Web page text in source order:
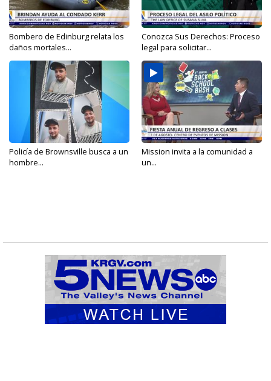
Bombero de Edinburg relata los
daños mortales...
Conozca Sus Derechos: Proceso
legal para solicitar...
Policía de Brownsville busca a un
hombre...
Mission invita a la comunidad a
un...